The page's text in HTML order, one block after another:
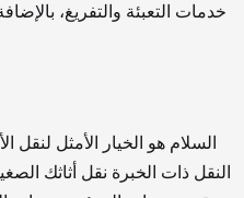
خدمات التعبئة والتفريغ،
السلام هو الخيار الأمثل
النقل ذات الخبرة نقل أثاثك